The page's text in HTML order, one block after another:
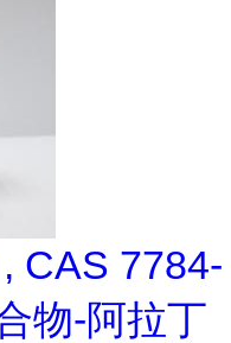
CAS 7784-
物-阿拉丁